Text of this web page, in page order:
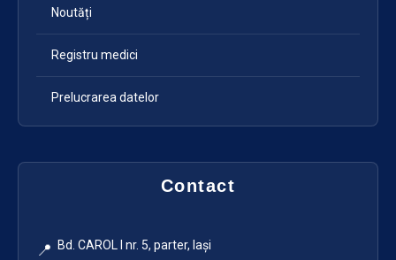
Noutăți
Registru medici
Prelucrarea datelor
Contact
📍 Bd. CAROL I nr. 5, parter, Iași